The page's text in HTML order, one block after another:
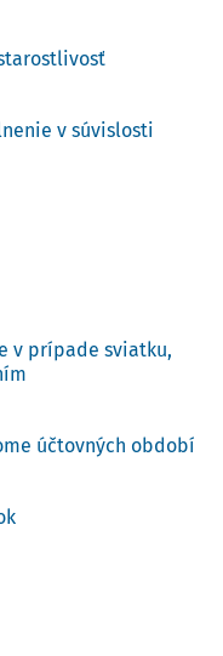
v súvislosti
v prípade sviatku,
účtovných období